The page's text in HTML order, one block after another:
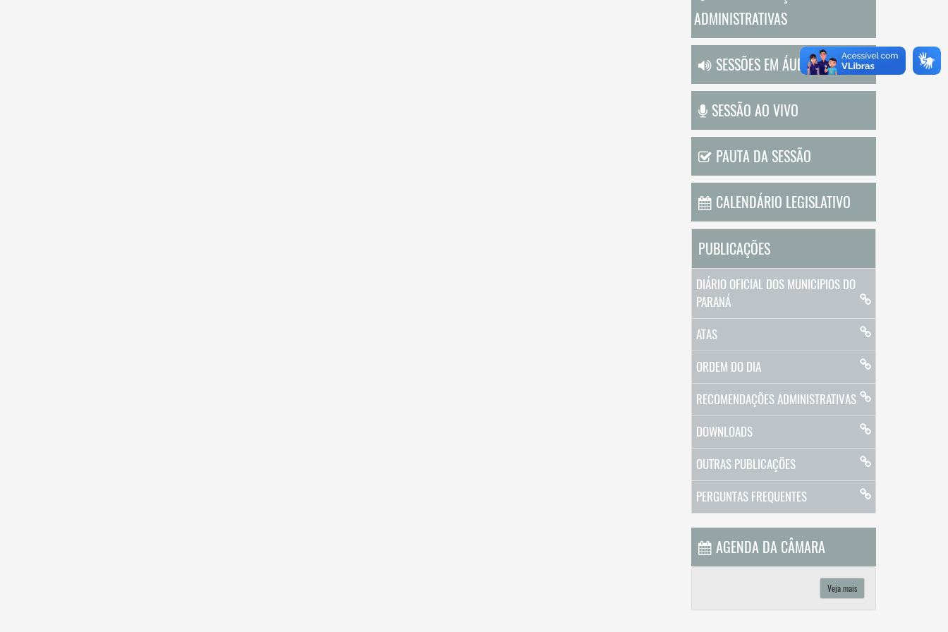
ADMINISTRATIVAS
SESSÕES EM ÁUDIO
SESSÃO AO VIVO
PAUTA DA SESSÃO
CALENDÁRIO LEGISLATIVO
PUBLICAÇÕES
DIÁRIO OFICIAL DOS MUNICIPIOS DO
PARANÁ
ATAS
ORDEM DO DIA
RECOMENDAÇÕES ADMINISTRATIVAS
DOWNLOADS
OUTRAS PUBLICAÇÕES
PERGUNTAS FREQUENTES
AGENDA DA CÂMARA
Veja mais